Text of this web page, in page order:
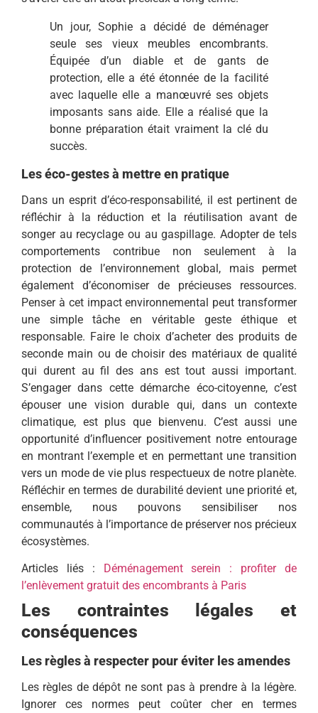
Un jour, Sophie a décidé de déménager
seule ses vieux meubles encombrants.
Équipée d’un diable et de gants de
protection, elle a été étonnée de la facilité
avec laquelle elle a manœuvré ses objets
imposants sans aide. Elle a réalisé que la
bonne préparation était vraiment la clé du
succès.
Les éco-gestes à mettre en pratique
Dans un esprit d’éco-responsabilité, il est pertinent de
réfléchir à la réduction et la réutilisation avant de
songer au recyclage ou au gaspillage. Adopter de tels
comportements contribue non seulement à la
protection de l’environnement global, mais permet
également d’économiser de précieuses ressources.
Penser à cet impact environnemental peut transformer
une simple tâche en véritable geste éthique et
responsable. Faire le choix d’acheter des produits de
seconde main ou de choisir des matériaux de qualité
qui durent au fil des ans est tout aussi important.
S’engager dans cette démarche éco-citoyenne, c’est
épouser une vision durable qui, dans un contexte
climatique, est plus que bienvenu. C’est aussi une
opportunité d’influencer positivement notre entourage
en montrant l’exemple et en permettant une transition
vers un mode de vie plus respectueux de notre planète.
Réfléchir en termes de durabilité devient une priorité et,
ensemble, nous pouvons sensibiliser nos
communautés à l’importance de préserver nos précieux
écosystèmes.
Articles liés : Déménagement serein : profiter de
l’enlèvement gratuit des encombrants à Paris
Les contraintes légales et
conséquences
Les règles à respecter pour éviter les amendes
Les règles de dépôt ne sont pas à prendre à la légère.
Ignorer ces normes peut coûter cher en termes